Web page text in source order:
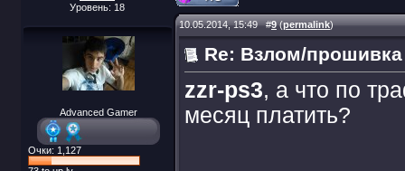
Уровень: 18
Advanced Gamer
Очки: 1,127
10.05.2014, 15:49#9(permalink)
Re: Взлом/прошивка
zzr-ps3, а что по
месяц платить?